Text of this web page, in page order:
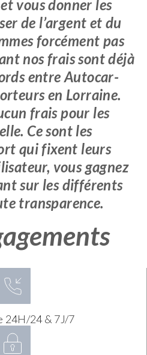
vous donner les
de l’argent et du
forcément pas
nos frais sont déjà
entre Autocar-
en Lorraine.
frais pour les
Ce sont les
qui fixent leurs
vous gagnez
sur les différents
transparence.
24H/24 & 7J/7